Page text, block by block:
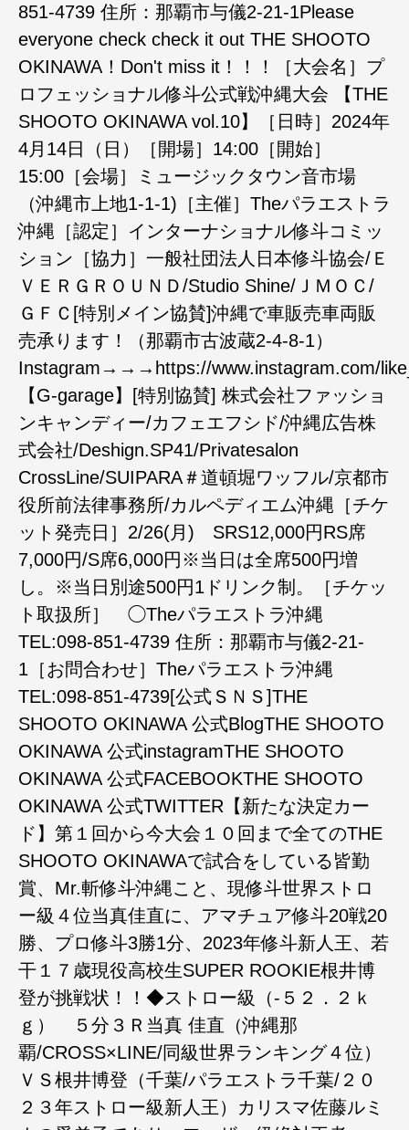
851-4739 住所：那覇市与儀2-21-1Please
everyone check check it out THE SHOOTO
OKINAWA！Don't miss it！！！［大会名］プ
ロフェッショナル修斗公式戦沖縄大会 【THE
SHOOTO OKINAWA vol.10】［日時］2024年
4月14日（日）［開場］14:00［開始］
15:00［会場］ミュージックタウン音市場
（沖縄市上地1-1-1)［主催］Theパラエストラ
沖縄［認定］インターナショナル修斗コミッ
ション［協力］一般社団法人日本修斗協会/Ｅ
ＶＥＲＧＲＯＵＮＤ/Studio Shine/ＪＭＯＣ/
ＧＦＣ[特別メイン協賛]沖縄で車販売車両販
売承ります！（那覇市古波蔵2-4-8-1）
Instagram→→→https://www.instagram.com/
【G-garage】[特別協賛] 株式会社ファッショ
ンキャンディー/カフェエフシド/沖縄広告株
式会社/Deshign.SP41/Privatesalon
CrossLine/SUIPARA＃道頓堀ワッフル/京都市
役所前法律事務所/カルペディエム沖縄［チケ
ット発売日］2/26(月) SRS12,000円RS席
7,000円/S席6,000円※当日は全席500円増
し。※当日別途500円1ドリンク制。［チケッ
ト取扱所］ ◯Theパラエストラ沖縄
TEL:098-851-4739 住所：那覇市与儀2-21-
1［お問合わせ］Theパラエストラ沖縄
TEL:098-851-4739[公式ＳＮＳ]THE
SHOOTO OKINAWA 公式BlogTHE SHOOTO
OKINAWA 公式instagramTHE SHOOTO
OKINAWA 公式FACEBOOKTHE SHOOTO
OKINAWA 公式TWITTER【新たな決定カー
ド】第１回から今大会１０回まで全てのTHE
SHOOTO OKINAWAで試合をしている皆勤
賞、Mr.斬修斗沖縄こと、現修斗世界ストロ
ー級４位当真佳直に、アマチュア修斗20戦20
勝、プロ修斗3勝1分、2023年修斗新人王、若
干１７歳現役高校生SUPER ROOKIE根井博
登が挑戦状！！◆ストロー級（-５２．２ｋ
ｇ） ５分３Ｒ当真 佳直（沖縄那
覇/CROSS×LINE/同級世界ランキング４位）
ＶＳ根井博登（千葉/パラエストラ千葉/２０
２３年ストロー級新人王）カリスマ佐藤ルミ